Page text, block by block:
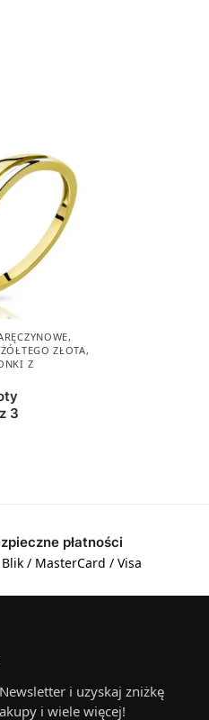
,
ZŁOTA,
Z
3
płatności
/ MasterCard / Visa
i uzyskaj zniżkę
i wiele więcej!